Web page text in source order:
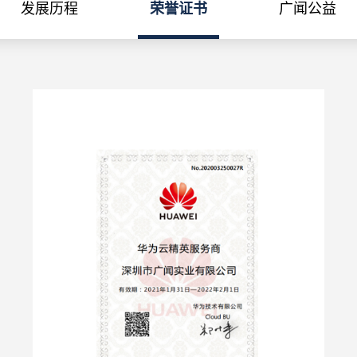
发展历程 荣誉证书 广闻公益